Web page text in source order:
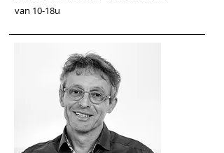
van 10-18u